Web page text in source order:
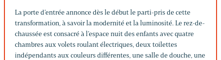
La porte d’entrée annonce dès le début le parti-pris de cette
transformation, à savoir la modernité et la luminosité. Le rez-de-
chaussée est consacré à l’espace nuit des enfants avec quatre
chambres aux volets roulant électriques, deux toilettes
indépendants aux couleurs différentes, une salle de douche, une